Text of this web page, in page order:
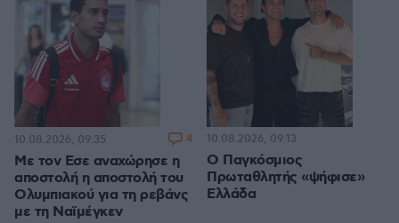
Με τον Εσε αναχώρησε η
αποστολή η αποστολή του
Ολυμπιακού για τη ρεβάνς
με τη Ναϊμέγκεν
10.08.2026, 09:35 4
Ο Παγκόσμιος
Πρωταθλητής «ψήφισε»
Ελλάδα
10.08.2026, 09:13